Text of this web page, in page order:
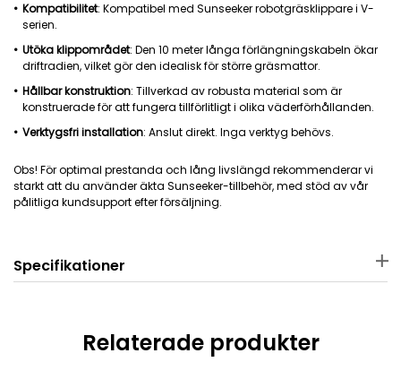
Kompatibilitet: Kompatibel med Sunseeker robotgräsklippare i V-
serien.
Utöka klippområdet: Den 10 meter långa förlängningskabeln ökar
driftradien, vilket gör den idealisk för större gräsmattor.
Hållbar konstruktion: Tillverkad av robusta material som är
konstruerade för att fungera tillförlitligt i olika väderförhållanden.
Verktygsfri installation: Anslut direkt. Inga verktyg behövs.
Obs! För optimal prestanda och lång livslängd rekommenderar vi
starkt att du använder äkta Sunseeker-tillbehör, med stöd av vår
pålitliga kundsupport efter försäljning.
Specifikationer
Koppar + plast 26 × 12.7 × 5.5 cm
Relaterade produkter